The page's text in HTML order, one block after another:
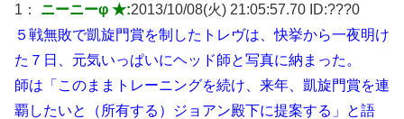
1： ニーニーφ ★:2013/10/08(火) 21:05:57.70 ID:???0
５戦無敗で凱旋門賞を制したトレヴは、快挙から一夜明け
た７日、元気いっぱいにヘッド師と写真に納まった。
師は「このままトレーニングを続け、来年、凱旋門賞を連
覇したいと（所有する）ジョアン殿下に提案する」と語